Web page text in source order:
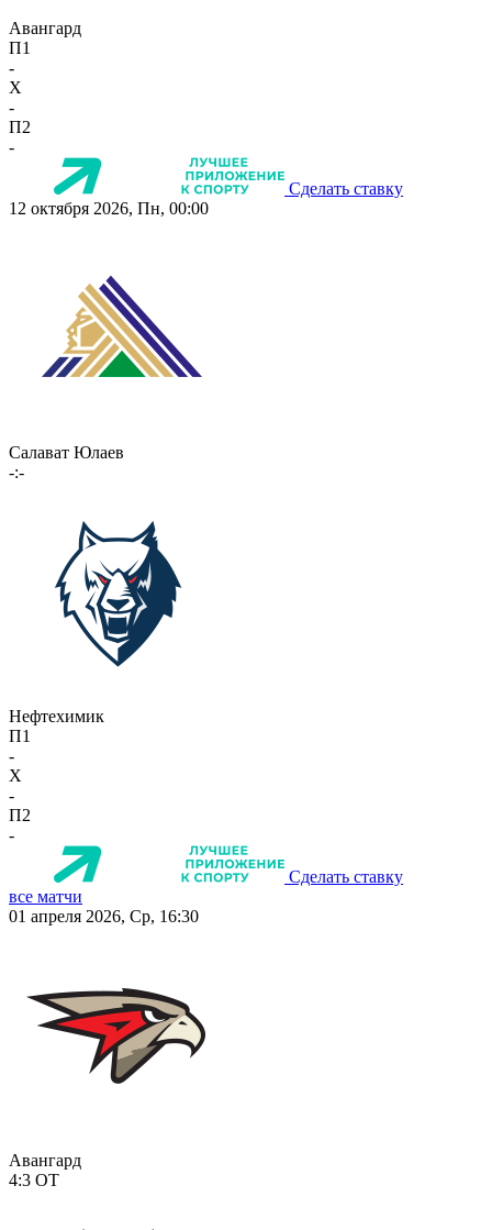
Авангард
П1
-
X
-
П2
-
Сделать ставку
12 октября 2026, Пн, 00:00
Салават Юлаев
-:-
Нефтехимик
П1
-
X
-
П2
-
Сделать ставку
все матчи
01 апреля 2026, Ср, 16:30
Авангард
4:3 ОТ